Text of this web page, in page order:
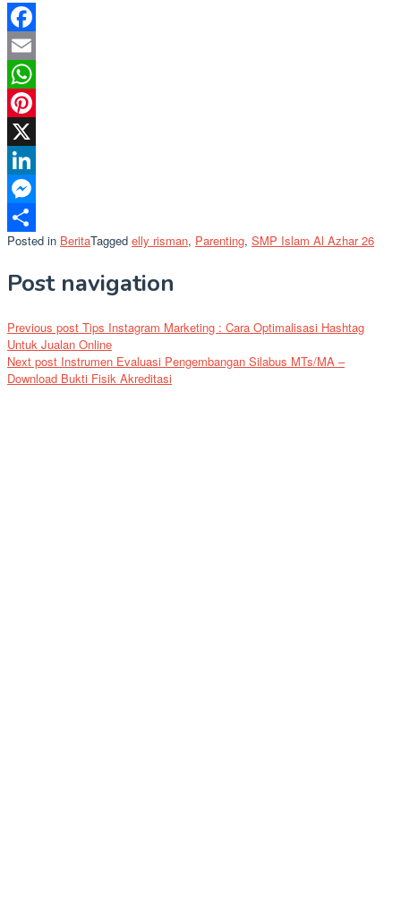
Facebook
Email
WhatsApp
Pinterest
X
LinkedIn
Messenger
Share
Posted in BeritaTagged elly risman, Parenting, SMP Islam Al Azhar 26
Post navigation
Previous post Tips Instagram Marketing : Cara Optimalisasi Hashtag
Untuk Jualan Online
Next post Instrumen Evaluasi Pengembangan Silabus MTs/MA –
Download Bukti Fisik Akreditasi